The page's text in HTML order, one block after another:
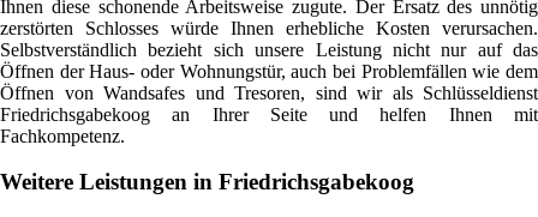
Ihnen diese schonende Arbeitsweise zugute. Der Ersatz des unnötig
zerstörten Schlosses würde Ihnen erhebliche Kosten verursachen.
Selbstverständlich bezieht sich unsere Leistung nicht nur auf das
Öffnen der Haus- oder Wohnungstür, auch bei Problemfällen wie dem
Öffnen von Wandsafes und Tresoren, sind wir als Schlüsseldienst
Friedrichsgabekoog an Ihrer Seite und helfen Ihnen mit
Fachkompetenz.
Weitere Leistungen in Friedrichsgabekoog